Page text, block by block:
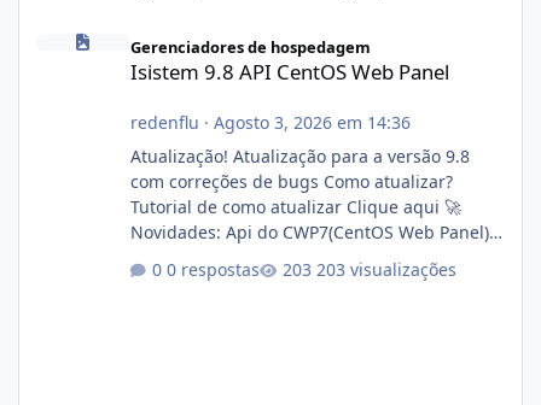
Gerenciadores de hospedagem
Isistem 9.8 API CentOS Web Panel
redenflu · Agosto 3, 2026 em 14:36
Atualização! Atualização para a versão 9.8
com correções de bugs Como atualizar?
Tutorial de como atualizar Clique aqui 🚀
Novidades: Api do CWP7(CentOS Web Panel)
autorizado a usasr o isistem:
0 respostas 203 visualizações